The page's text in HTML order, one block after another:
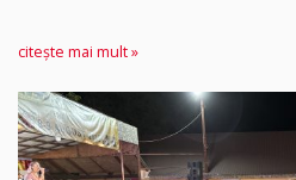
citește mai mult »